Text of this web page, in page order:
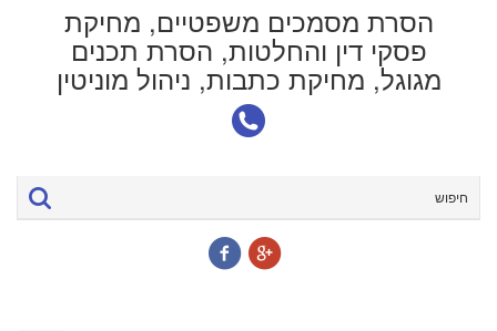
הסרת מסמכים משפטיים, מחיקת
פסקי דין והחלטות, הסרת תכנים
מגוגל, מחיקת כתבות, ניהול מוניטין